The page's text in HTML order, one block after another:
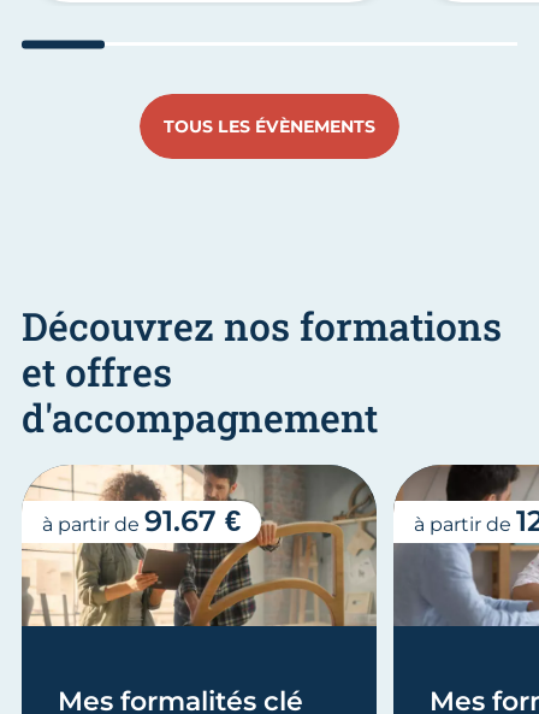
TOUS LES ÉVÈNEMENTS
Découvrez nos formations
et offres
d'accompagnement
Mes formalités clé
à partir de 91.67 €
Mes
à partir de